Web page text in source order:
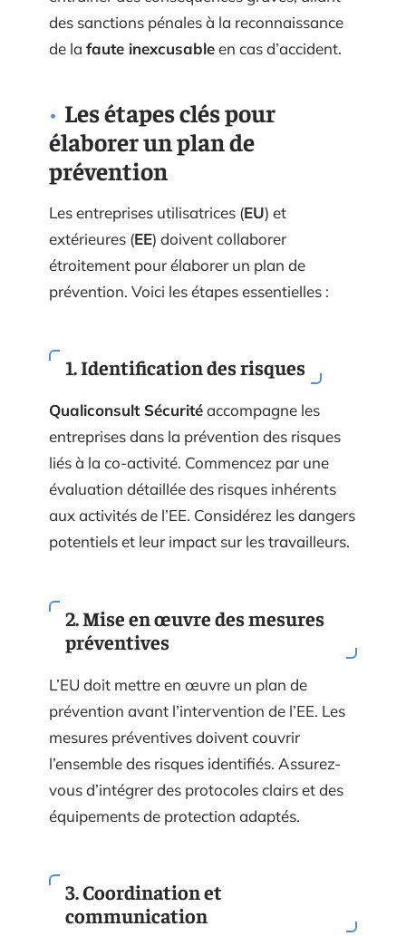
des sanctions pénales à la reconnaissance
de la faute inexcusableen cas d’accident.
Les étapes clés pour
élaborer un plan de
prévention
Les entreprises utilisatrices (EU) et
extérieures (EE) doivent collaborer
étroitement pour élaborer un plan de
prévention. Voici les étapes essentielles :
1. Identification des risques
Qualiconsult Sécuritéaccompagne les
entreprises dans la prévention des risques
liés à la co-activité. Commencez par une
évaluation détaillée des risques inhérents
aux activités de l’EE. Considérez les dangers
potentiels et leur impact sur les travailleurs.
2. Mise en œuvre des mesures
préventives
L’EU doit mettre en œuvre un plan de
prévention avant l’intervention de l’EE. Les
mesures préventives doivent couvrir
l’ensemble des risques identifiés. Assurez-
vous d’intégrer des protocoles clairs et des
équipements de protection adaptés.
3. Coordination et
communication